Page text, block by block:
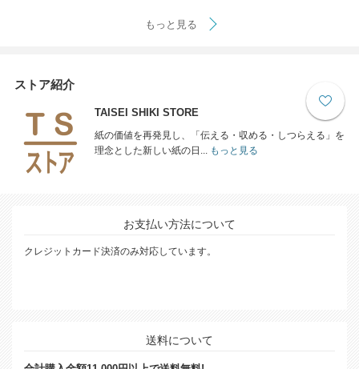
もっと見る
ストア紹介
TAISEI SHIKI STORE
紙の価値を再発見し、「伝える・収める・しつらえる」を
理念とした新しい紙の日...もっと見る
お支払い方法について
クレジットカード決済のみ対応しています。
送料について